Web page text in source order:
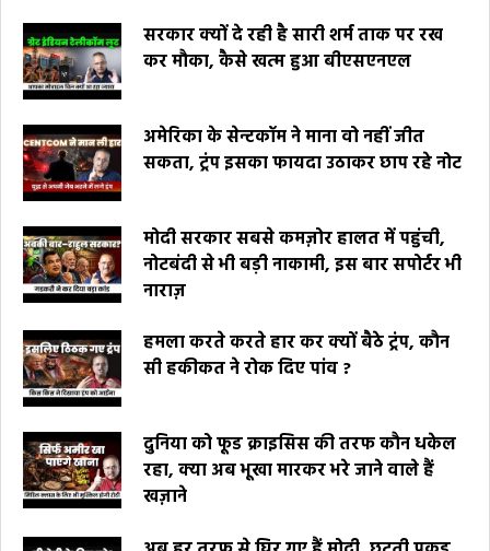
सरकार क्यों दे रही है सारी शर्म ताक पर रख
कर मौका, कैसे खत्म हुआ बीएसएनएल
अमेरिका के सेन्टकॉम ने माना वो नहीं जीत
सकता, ट्रंप इसका फायदा उठाकर छाप रहे नोट
मोदी सरकार सबसे कमज़ोर हालत में पहुंची,
नोटबंदी से भी बड़ी नाकामी, इस बार सपोर्टर भी
नाराज़
हमला करते करते हार कर क्यों बैठे ट्रंप, कौन
सी हकीकत ने रोक दिए पांव ?
दुनिया को फूड क्राइसिस की तरफ कौन धकेल
रहा, क्या अब भूखा मारकर भरे जाने वाले हैं
खज़ाने